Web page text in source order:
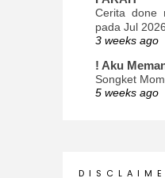
Cerita done
pada Jul 2026
3 weeks ago
! Aku
Songket
5 weeks ago
D I S C L A I M E